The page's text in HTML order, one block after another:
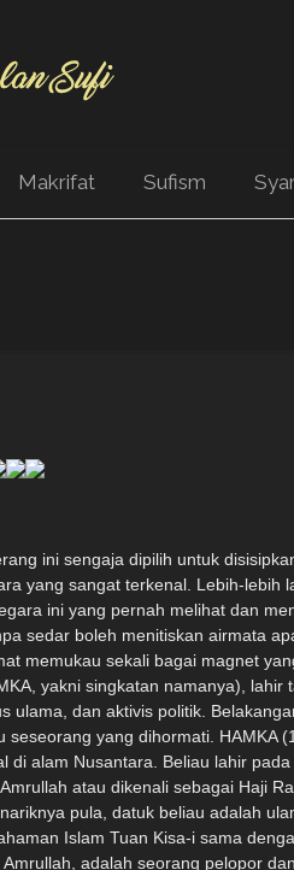
Makrifat Sufism
Barisan Pertahanan Nasional, Indonesia. Beliau menjadi anggota Konstituante Masyumi dan menjadi pemidato utama dalam Pilihan Raya Umum 1955. Masyumi kemudiannya diharamkan oleh pemerintah Indonesia pada tahun 1960. Dari tahun 1964 hingga tahun 1966, Hamka dipenjarakan oleh Presiden Sukarno karena dituduh pro-Malaysia. Semasa dipenjarakanlah maka beliau mulai menulis Tafsir al-Azhar yang merupakan karya ilmiah terbesarnya. Setelah keluar dari penjara, Hamka diangkat sebagai anggota Badan Musyawarah Kebajikan Nasional, Indonesia, anggota Majelis Perjalanan Haji Indonesia dan anggota Lembaga Kebudayaan Nasional, Indonesia. Selain aktif dalam soal keagamaan dan politik, Hamka merupakan seorang wartawan, penulis, editor dan penerbit. Sejak tahun 1920-an, Hamka menjadi wartawan beberapa buah akhbar seperti Pelita Andalas, Seruan Islam, Bintang Islam dan Seruan Muhammadiyah. Pada tahun 1928, beliau menjadi editor majalah Kemajuan Masyarakat. Pada tahun 1932, beliau menjadi editor dan menerbitkan majalah al-Mahdi di Makasar. Hamka juga pernah menjadi editor majalah Pedoman Masyarakat, Panji Masyarakat dan Gema Islam. Hamka juga menghasilkan karya ilmiah Islam dan karya kreatif seperti novel dan cerpen. Karya ilmiah terbesarnya ialah Tafsir al-Azhar (5 jilid) dan antara novel-novelnya yang mendapat perhatian umum dan menjadi buku teks sastera di Malaysia dan Singapura termasuklah Tenggelamnya Kapal Van Der Wijck, Di Bawah Lindungan Kaabah dan Merantau ke Deli. Hamka pernah menerima beberapa anugerah pada peringkat nasional dan antarabangsa seperti anugerah kehormatan Doctor Honoris Causa, Universitas al-Azhar, 1958; Doktor Honoris Causa, Universitas Kebangsaan Malaysia, 1974; dan gelar Datuk Indono dan Pengeran Wiroguno dari pemerintah Indonesia. Hamka telah pulang ke